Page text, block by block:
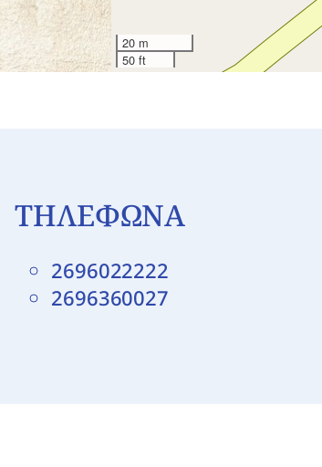
20 m
50 ft
ΤΗΛΕΦΩΝΑ
2696022222
2696360027